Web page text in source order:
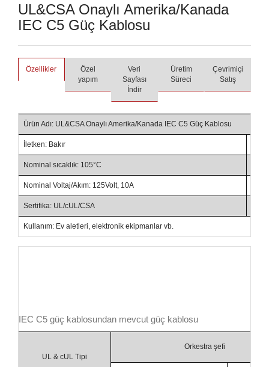
UL&CSA Onaylı Amerika/Kanada
IEC C5 Güç Kablosu
Özellikler
Özel
yapım
Veri
Sayfası
İndir
Üretim
Süreci
Çevrimiçi
Satış
Ürün Adı: UL&CSA Onaylı Amerika/Kanada IEC C5 Güç Kablosu
İletken: Bakır
Nominal sıcaklık: 105°C
Nominal Voltaj/Akım: 125Volt, 10A
Sertifika: UL/cUL/CSA
Kullanım: Ev aletleri, elektronik ekipmanlar vb.
IEC C5 güç kablosundan mevcut güç kablosu
UL & cUL Tipi
Orkestra şefi